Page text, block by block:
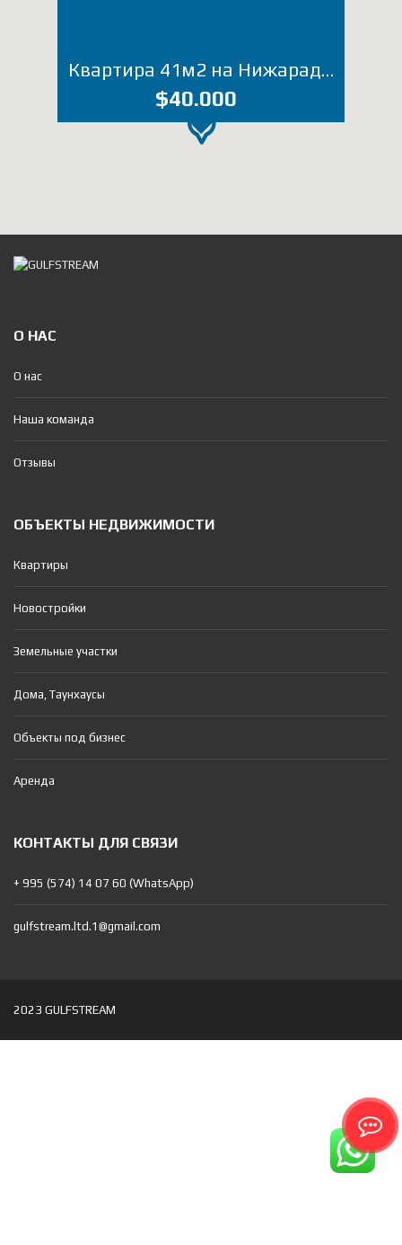
Квартира 41м2 на Нижарадзе 20 (Лот 1962ЕД)
$40.000
О НАС
О нас
Наша команда
Отзывы
ОБЪЕКТЫ НЕДВИЖИМОСТИ
Квартиры
Новостройки
Земельные участки
Дома, Таунхаусы
Объекты под бизнес
Аренда
КОНТАКТЫ ДЛЯ СВЯЗИ
+ 995 (574) 14 07 60 (WhatsApp)
gulfstream.ltd.1@gmail.com
2023 GULFSTREAM